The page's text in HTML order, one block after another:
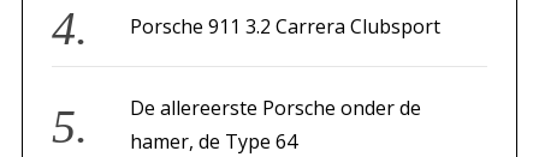
Porsche 911 3.2 Carrera Clubsport
De allereerste Porsche onder de
hamer, de Type 64